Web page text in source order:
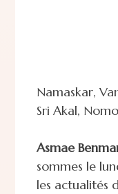
Namaskar,
Sri Akal,
Asmae
sommes le
les actualités